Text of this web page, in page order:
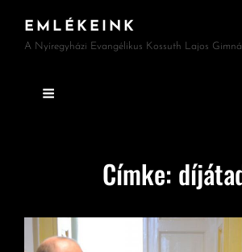
EMLÉKEINK
A Nyíregyházi Evangélikus Kossuth Lajos
Címke: